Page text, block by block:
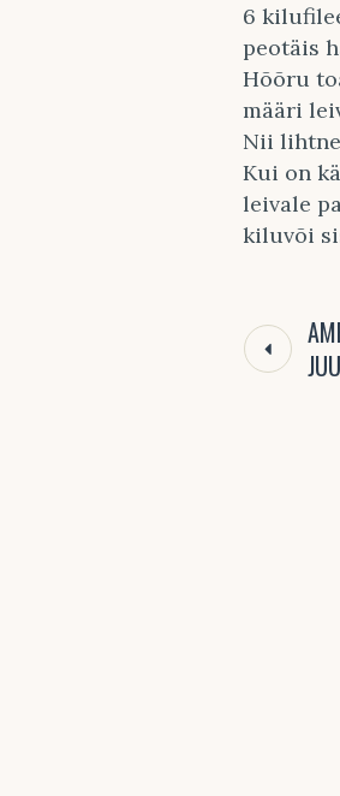
6
peotäis
Hõõru
määri
Nii
Kui on
leivale
kiluvõi